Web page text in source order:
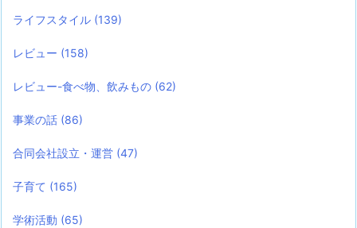
ライフスタイル (139)
レビュー (158)
レビュー-食べ物、飲みもの (62)
事業の話 (86)
合同会社設立・運営 (47)
子育て (165)
学術活動 (65)